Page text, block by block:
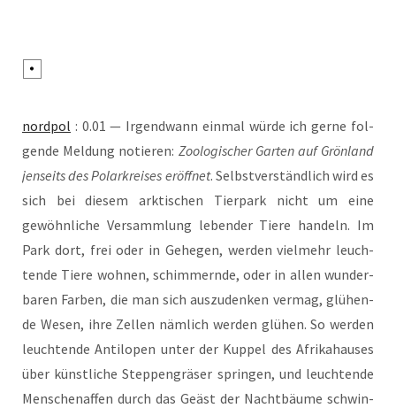
nord­pol : 0.01 — Irgend­wann ein­mal wür­de ich ger­ne fol­
gen­de Mel­dung notie­ren: Zoo­lo­gi­scher Gar­ten auf Grön­land
jen­seits des Polar­krei­ses eröff­net. Selbst­ver­ständ­lich wird es
sich bei die­sem ark­ti­schen Tier­park nicht um eine
gewöhn­li­che Ver­samm­lung leben­der Tie­re han­deln. Im
Park dort, frei oder in Gehe­gen, wer­den viel­mehr leuch­
ten­de Tie­re woh­nen, schim­mern­de, oder in allen wun­der­
ba­ren Far­ben, die man sich aus­zu­den­ken ver­mag, glü­hen­
de Wesen, ihre Zel­len näm­lich wer­den glü­hen. So wer­den
leuch­ten­de Anti­lo­pen unter der Kup­pel des Afri­ka­hau­ses
über künst­li­che Step­pen­grä­ser sprin­gen, und leuch­ten­de
Men­schen­af­fen durch das Geäst der Nacht­bäu­me schwin­